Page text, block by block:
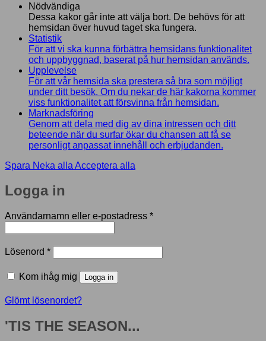
Nödvändiga
Dessa kakor går inte att välja bort. De behövs för att
hemsidan över huvud taget ska fungera.
Statistik
För att vi ska kunna förbättra hemsidans funktionalitet
och uppbyggnad, baserat på hur hemsidan används.
Upplevelse
För att vår hemsida ska prestera så bra som möjligt
under ditt besök. Om du nekar de här kakorna kommer
viss funktionalitet att försvinna från hemsidan.
Marknadsföring
Genom att dela med dig av dina intressen och ditt
beteende när du surfar ökar du chansen att få se
personligt anpassat innehåll och erbjudanden.
Spara Neka alla Acceptera alla
Logga in
Användarnamn eller e-postadress *Obligatoriskt
Lösenord *Obligatoriskt
Kom ihåg mig Logga in
Glömt lösenordet?
'TIS THE SEASON...